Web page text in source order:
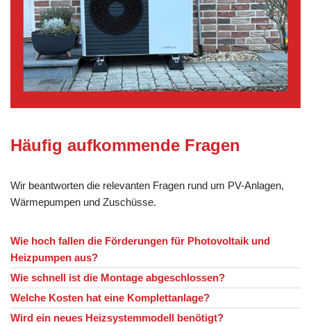
Häufig aufkommende Fragen
Wir beantworten die relevanten Fragen rund um PV-Anlagen,
Wärmepumpen und Zuschüsse.
Wie hoch fallen die Förderungen für Photovoltaik und
Heizpumpen aus?
Wie schnell ist die Montage abgeschlossen?
Welche Kosten hat eine Komplettanlage?
Wird ein neues Heizsystemmodell benötigt?